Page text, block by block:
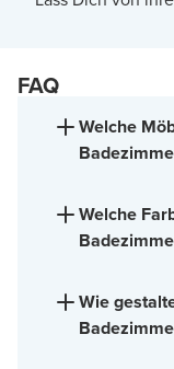
FAQ
Welche
Welche
Wie